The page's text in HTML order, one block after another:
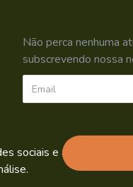
Não perca nenhuma
subscrevendo nossa
sociais e análise de